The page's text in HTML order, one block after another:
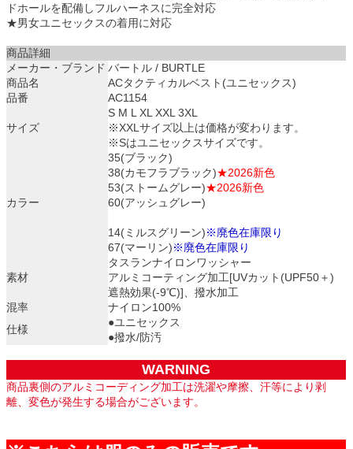
ドホールを配備しフルハーネスに完全対応
★男女ユニセックスの着用に対応
商品詳細
メーカー・ブランド バートル / BURTLE
商品名
ACタクティカルベスト(ユニセックス)
品番
AC1154
サイズ
S M L XL XXL 3XL
※XXLサイズ以上は価格が変わります。
※Sはユニセックスサイズです。
カラー
35(ブラック)
38(カモフラブラック)★2026新色
53(ストームグレー)★2026新色
60(アッシュグレー)
14(ミルスグリーン)※廃色在庫限り
67(マーリン)※廃色在庫限り
素材
タスランナイロンワッシャー
アルミコーティング加工[UVカット(UPF50＋)
遮熱効果(-9℃)]、撥水加工
混率
ナイロン100%
仕様
●ユニセックス
●撥水/防汚
WARNING
商品裏側のアルミコーディング加工は洗濯や摩擦、汗等により剥
離、変色が発生する場合がございます。